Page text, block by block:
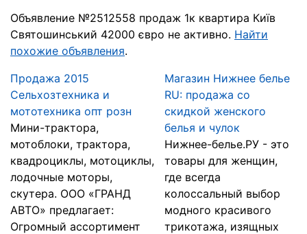
Объявление №2512558 продаж 1к квартира Київ
Святошинський 42000 євро не активно. Найти
похожие объявления.
Продажа 2015
Сельхозтехника и
мототехника опт розн
Мини-трактора,
мотоблоки, трактора,
квадроциклы, мотоциклы,
лодочные моторы,
скутера. ООО «ГРАНД
АВТО» предлагает:
Огромный ассортимент
Магазин Нижнее белье
RU: продажа со
скидкой женского
белья и чулок
Нижнее-белье.РУ - это
товары для женщин,
где всегда
колоссальный выбор
модного красивого
трикотажа, изящных